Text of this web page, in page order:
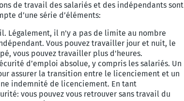
de travail des salariés et des indépendants sont
d’une série d’éléments:
Légalement, il n'y a pas de limite au nombre
Vous pouvez travailler jour et nuit, le
vous pouvez travailler plus d'heures.
d’emploi absolue, y compris les salariés. Un
assurer la transition entre le licenciement et un
indemnité de licenciement. En tant
vous pouvez vous retrouver sans travail du